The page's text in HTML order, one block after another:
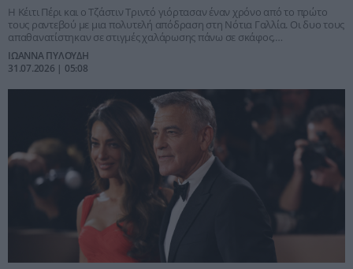
Η Κέιτι Πέρι και ο Τζάστιν Τριντό γιόρτασαν έναν χρόνο από το πρώτο
τους ραντεβού με μια πολυτελή απόδραση στη Νότια Γαλλία. Οι δυο τους
απαθανατίστηκαν σε στιγμές χαλάρωσης πάνω σε σκάφος,
επιβεβαιώνοντας ότι η σχέση τους παραμένει πιο δυνατή από ποτέ.
ΙΩΑΝΝΑ ΠΥΛΟΥΔΗ
31.07.2026 | 05:08